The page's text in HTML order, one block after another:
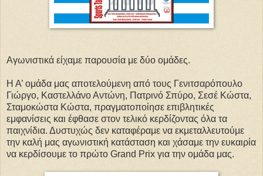
Αγωνιστικά είχαμε παρουσία με δύο ομάδες.
Η Α’ ομάδα μας αποτελούμενη από τους Γενιτσαρόπουλο
Γιώργο, Καστελλάνο Αντώνη, Πατρινό Σπύρο, Σεσέ Κώστα,
Σταμοκώστα Κώστα, πραγματοποίησε επιβλητικές
εμφανίσεις και έφθασε στον τελικό κερδίζοντας όλα τα
παιχνίδια. Δυστυχώς δεν καταφέραμε να εκμεταλλευτούμε
την καλή μας αγωνιστική κατάσταση και χάσαμε την ευκαιρία
να κερδίσουμε το πρώτο Grand Prix για την ομάδα μας.